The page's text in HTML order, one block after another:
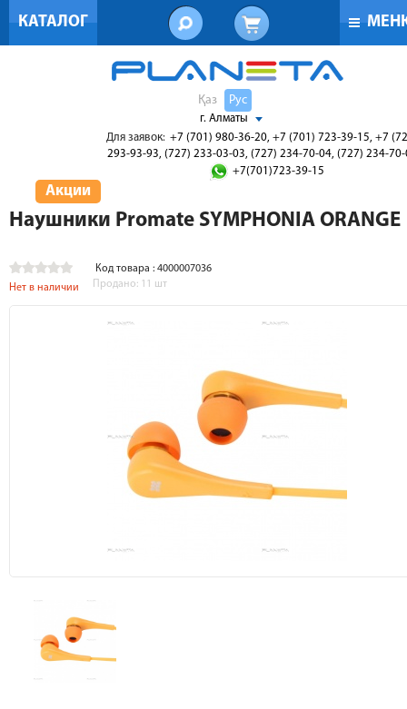
КАТАЛОГ
Қаз Рус
г. Алматы
Для заявок: +7 (701) 980-36-20, +7 (701) 723-39-15, +7
293-93-93, (727) 233-03-03, (727) 234-70-04, (727) 234-
+7(701)723-39-15
Акции
Наушники Promate SYMPHONIA ORANGE
Код товара : 4000007036
Нет в наличии
Продано: 11 шт